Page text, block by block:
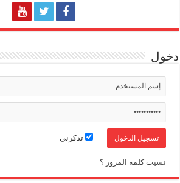
دخول
تذكرني
نسيت كلمة المرور ؟